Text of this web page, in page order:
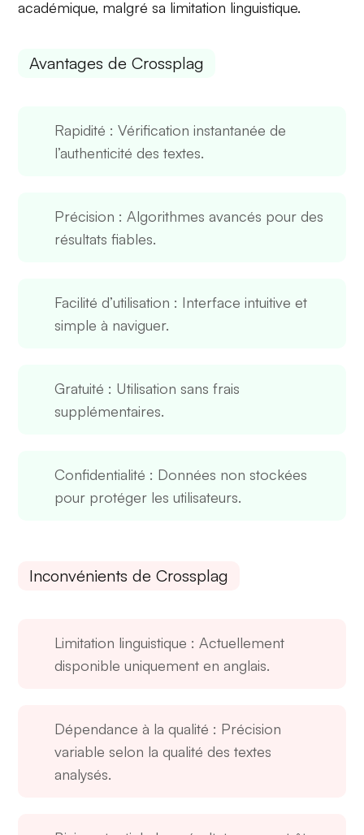
académique, malgré sa limitation linguistique.
Avantages de Crossplag
Rapidité : Vérification instantanée de
l’authenticité des textes.
Précision : Algorithmes avancés pour des
résultats fiables.
Facilité d’utilisation : Interface intuitive et
simple à naviguer.
Gratuité : Utilisation sans frais
supplémentaires.
Confidentialité : Données non stockées
pour protéger les utilisateurs.
Inconvénients de Crossplag
Limitation linguistique : Actuellement
disponible uniquement en anglais.
Dépendance à la qualité : Précision
variable selon la qualité des textes
analysés.